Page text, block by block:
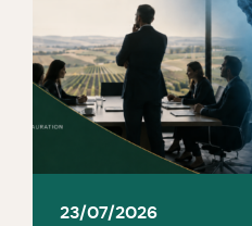
23/07/2026